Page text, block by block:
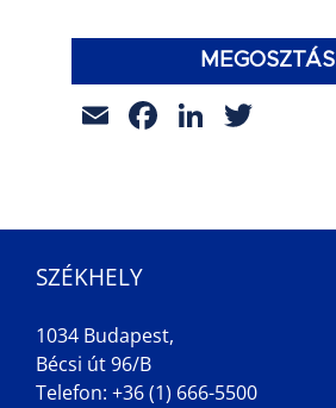
MEGOSZTÁS
EmailFacebook
SZÉKHELY
1034 Budapest,
Bécsi út 96/B
Telefon: +36 (1) 666-5500